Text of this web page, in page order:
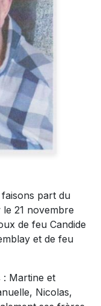
faisons part du
21 novembre
de feu Candide
et de feu
: Martine et
Nicolas,